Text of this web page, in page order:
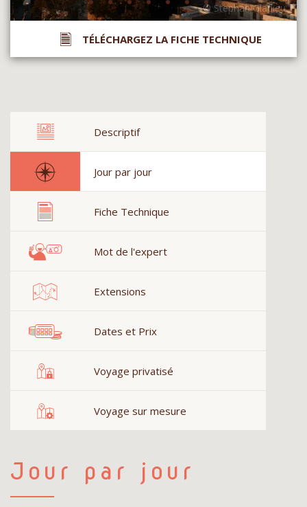
TÉLÉCHARGEZ LA FICHE TECHNIQUE
Descriptif
Jour par jour
Fiche Technique
Mot de l'expert
Extensions
Dates et Prix
Voyage privatisé
Voyage sur mesure
Jour par jour